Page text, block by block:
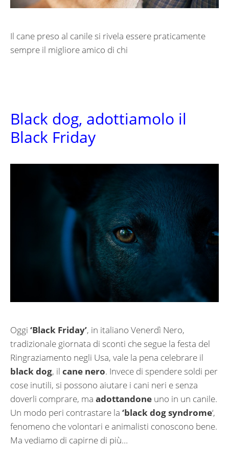
Il cane preso al canile si rivela essere praticamente
sempre il migliore amico di chi
Black dog, adottiamolo il
Black Friday
Oggi ‘Black Friday’, in italiano Venerdì Nero,
tradizionale giornata di sconti che segue la festa del
Ringraziamento negli Usa, vale la pena celebrare il
black dog, il cane nero. Invece di spendere soldi per
cose inutili, si possono aiutare i cani neri e senza
doverli comprare, ma adottandone uno in un canile.
Un modo peri contrastare la ‘black dog syndrome‘,
fenomeno che volontari e animalisti conoscono bene.
Ma vediamo di capirne di più…